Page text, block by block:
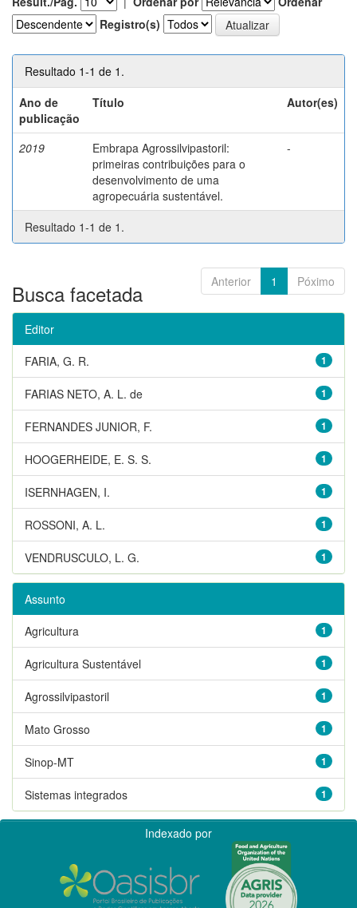
Registro(s)
Resultado 1-1 de 1.
Ano de
publicação
Título Autor(es)
2019
Embrapa Agrossilvipastoril:
primeiras contribuições para o
desenvolvimento de uma
agropecuária sustentável.
-
Resultado 1-1 de 1.
Anterior 1 Póximo
Busca facetada
Editor
1
FARIA, G. R.
1
FARIAS NETO, A. L. de
1
FERNANDES JUNIOR, F.
1
HOOGERHEIDE, E. S. S.
1
ISERNHAGEN, I.
1
ROSSONI, A. L.
1
VENDRUSCULO, L. G.
Assunto
1
Agricultura
1
Agricultura Sustentável
1
Agrossilvipastoril
1
Mato Grosso
1
Sinop-MT
1
Sistemas integrados
Indexado por